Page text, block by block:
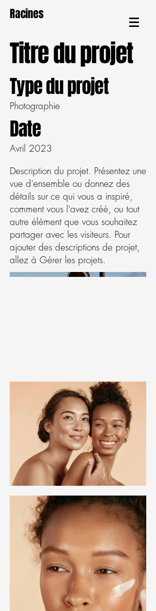
Racines
Titre du projet
Type du projet
Photographie
Date
Avril 2023
Description du projet. Présentez une
vue d'ensemble ou donnez des
détails sur ce qui vous a inspiré,
comment vous l'avez créé, ou tout
autre élément que vous souhaitez
partager avec les visiteurs. Pour
ajouter des descriptions de projet,
allez à Gérer les projets.